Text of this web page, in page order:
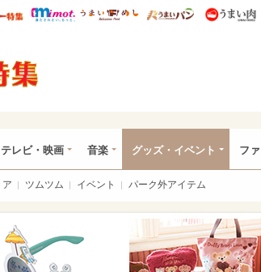
* ウレぴあ総研 ディズニー特集
mimot. うまいめし うまいパン
テレビ・映画 音楽 グッズ・イベント フ
ア ツムツム イベント パーク外アイテム